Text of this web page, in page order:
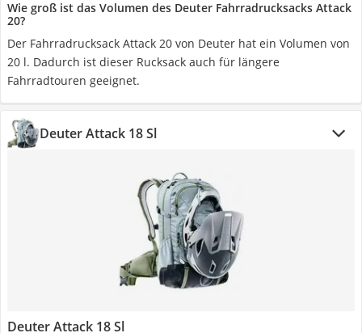
Wie groß ist das Volumen des Deuter Fahrradrucksacks Attack
20?
Der Fahrradrucksack Attack 20 von Deuter hat ein Volumen von
20 l. Dadurch ist dieser Rucksack auch für längere
Fahrradtouren geeignet.
Deuter Attack 18 Sl
Deuter Attack 18 Sl